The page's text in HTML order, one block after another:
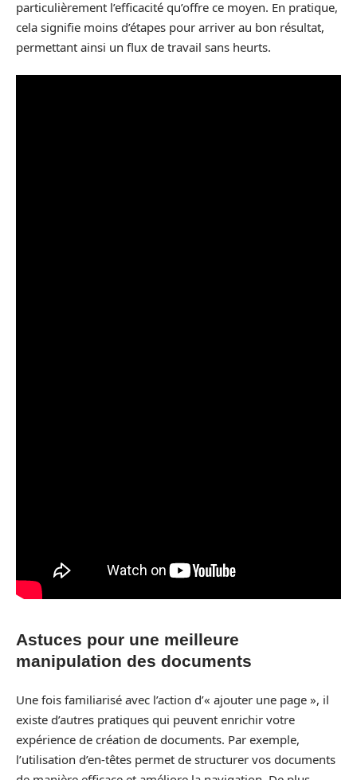
particulièrement l’efficacité qu’offre ce moyen. En pratique,
cela signifie moins d’étapes pour arriver au bon résultat,
permettant ainsi un flux de travail sans heurts.
Astuces pour une meilleure
manipulation des documents
Une fois familiarisé avec l’action d’« ajouter une page », il
existe d’autres pratiques qui peuvent enrichir votre
expérience de création de documents. Par exemple,
l’utilisation d’en-têtes permet de structurer vos documents